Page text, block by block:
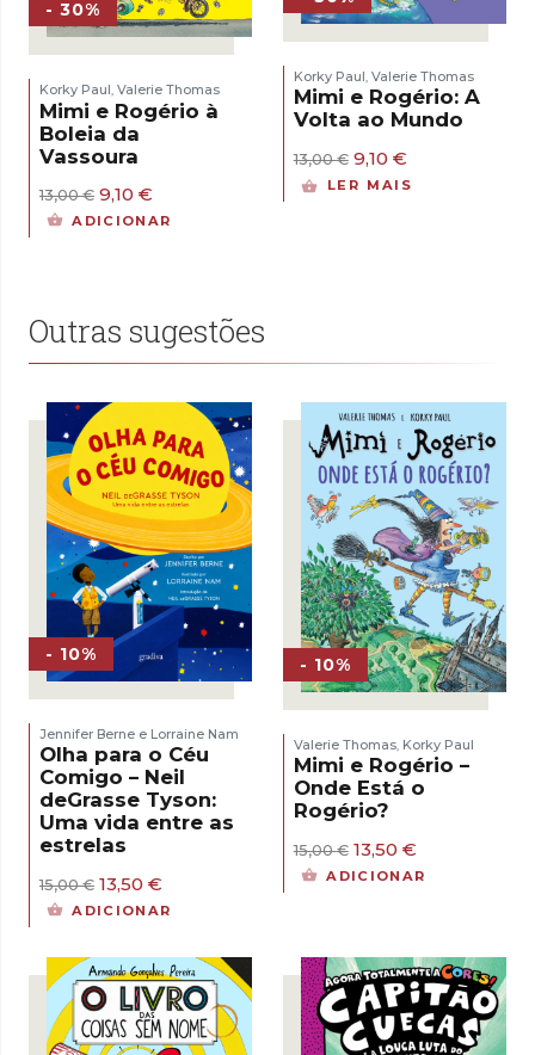
- 30%
Korky Paul, Valerie Thomas
Mimi e Rogério à
Boleia da
Vassoura
13,00€ O
preço
9,10 €
preço
ADICIONAR
Korky Paul Valerie Thomas
Mimi e Rogério: A
Volta ao Mundo
13,00€ O
preço
original
9,10 €O
preço
atual
LER MAIS
Outras sugestões
- 10%
Jennifer Berne e Lorraine Nam
Olha para o Céu
Comigo – Neil
deGrasse Tyson:
Uma vida entre as
estrelas
15,00€ O
preço
original
15,00 €.
13,50 €
preço
atual
13,50 €.
ADICIONAR
- 10%
Valerie Thomas, Korky Paul
Mimi e Rogério –
Onde Está o
Rogério?
15,00€ O
preço
original
13,50 €O
preço
atual
ADICIONAR